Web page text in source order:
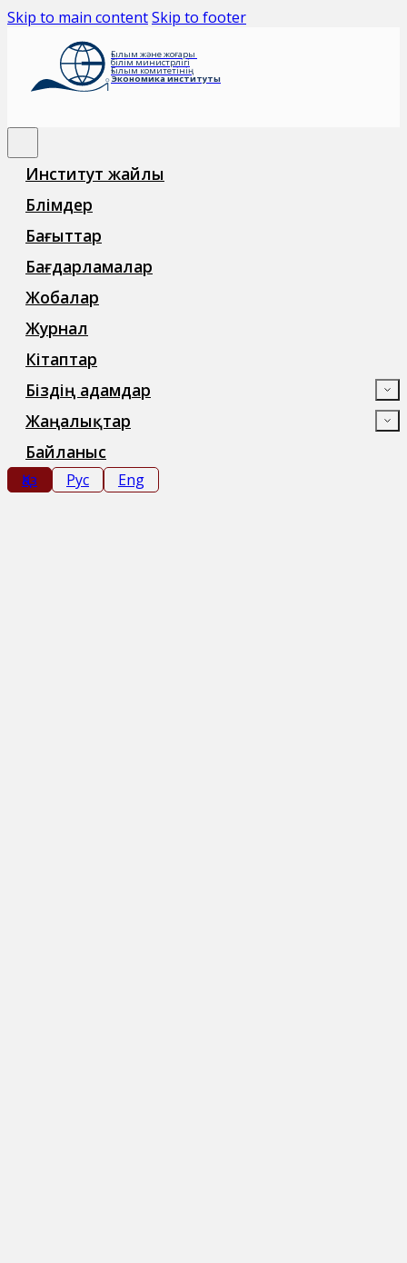
Skip to main contentSkip to footer
Ғылым және жоғары
білім министрлігі
Ғылым комитетінің
Экономика институты
Институт жайлы
Бөлімдер
Бағыттар
Бағдарламалар
Жобалар
Журнал
Кітаптар
Біздің адамдар
Жаңалықтар
Байланыс
Қаз Рус Eng